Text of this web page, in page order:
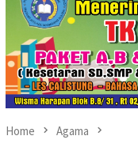
Home Agama